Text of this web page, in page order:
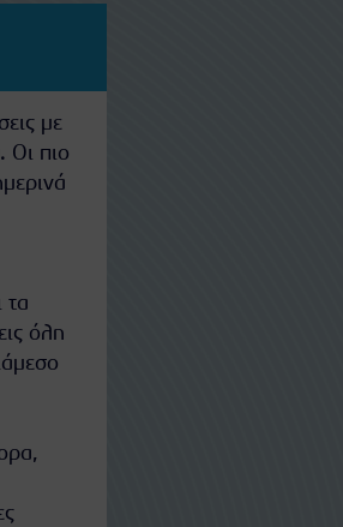
με
. Οι πιο
τα
όλη